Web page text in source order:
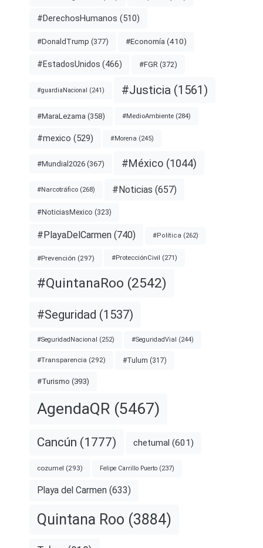
#DerechosHumanos (510)
#DonaldTrump (377) #Economía (410)
#EstadosUnidos (466) #FGR (372)
#guardiaNacional (241) #Justicia (1561)
#MaraLezama (358) #MedioAmbiente (284)
#mexico (529) #Morena (245)
#Mundial2026 (367) #México (1044)
#Narcotráfico (268) #Noticias (657)
#NoticiasMexico (323)
#PlayaDelCarmen (740) #Política (262)
#Prevención (297) #ProtecciónCivil (271)
#QuintanaRoo (2542)
#Seguridad (1537)
#SeguridadNacional (252) #SeguridadVial (244)
#Transparencia (292) #Tulum (317)
#Turismo (393)
AgendaQR (5467)
Cancún (1777) chetumal (601)
cozumel (293) Felipe Carrillo Puerto (237)
Playa del Carmen (633)
Quintana Roo (3884)